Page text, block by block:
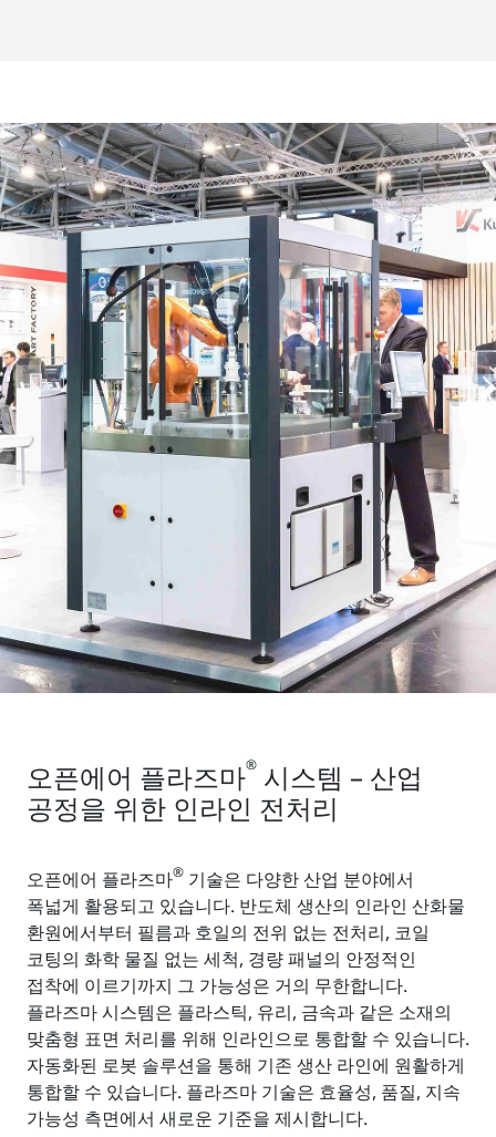
오픈에어 플라즈마® 시스템 – 산업
공정을 위한 인라인 전처리
오픈에어 플라즈마® 기술은 다양한 산업 분야에서
폭넓게 활용되고 있습니다. 반도체 생산의 인라인 산화물
환원에서부터 필름과 호일의 전위 없는 전처리, 코일
코팅의 화학 물질 없는 세척, 경량 패널의 안정적인
접착에 이르기까지 그 가능성은 거의 무한합니다.
플라즈마 시스템은 플라스틱, 유리, 금속과 같은 소재의
맞춤형 표면 처리를 위해 인라인으로 통합할 수 있습니다.
자동화된 로봇 솔루션을 통해 기존 생산 라인에 원활하게
통합할 수 있습니다. 플라즈마 기술은 효율성, 품질, 지속
가능성 측면에서 새로운 기준을 제시합니다.